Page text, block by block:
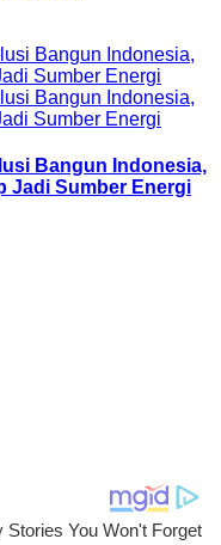
Bangun Indonesia,
Jadi Sumber Energi